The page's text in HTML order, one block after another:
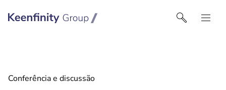
Keenfinity Group I Portugal
Conferência e discussão